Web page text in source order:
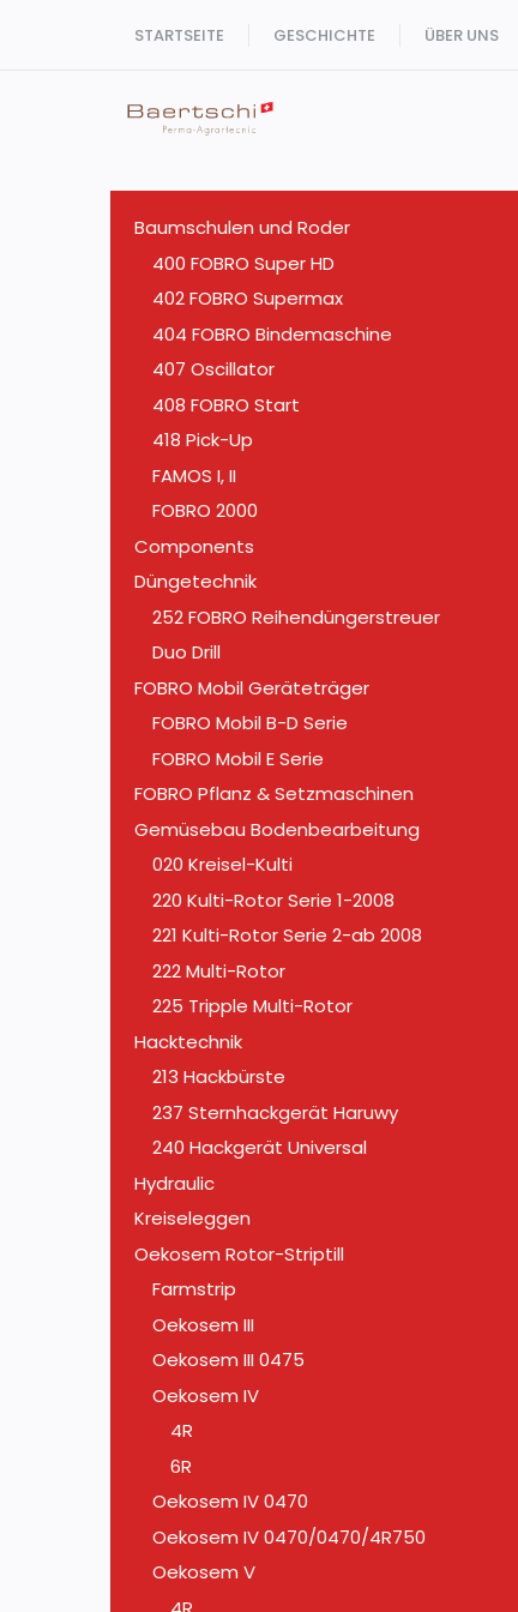
STARTSEITE GESCHICHTE ÜBER UNS
Baumschulen und Roder
400 FOBRO Super HD
402 FOBRO Supermax
404 FOBRO Bindemaschine
407 Oscillator
408 FOBRO Start
418 Pick-Up
FAMOS I, II
FOBRO 2000
Components
Düngetechnik
252 FOBRO Reihendüngerstreuer
Duo Drill
FOBRO Mobil Geräteträger
FOBRO Mobil B-D Serie
FOBRO Mobil E Serie
FOBRO Pflanz & Setzmaschinen
Gemüsebau Bodenbearbeitung
020 Kreisel-Kulti
220 Kulti-Rotor Serie 1-2008
221 Kulti-Rotor Serie 2-ab 2008
222 Multi-Rotor
225 Tripple Multi-Rotor
Hacktechnik
213 Hackbürste
237 Sternhackgerät Haruwy
240 Hackgerät Universal
Hydraulic
Kreiseleggen
Oekosem Rotor-Striptill
Farmstrip
Oekosem III
Oekosem III 0475
Oekosem IV
4R
6R
Oekosem IV 0470
Oekosem IV 0470/0470/4R750
Oekosem V